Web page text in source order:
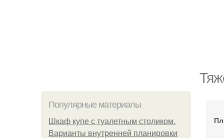
Популярные материалы
Шкаф купе с туалетным столиком.
Варианты внутренней планировки